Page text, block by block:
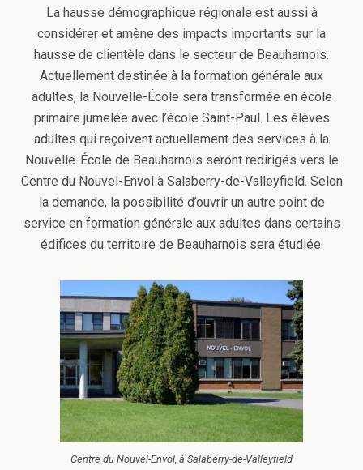
La hausse démographique régionale est aussi à
considérer et amène des impacts importants sur la
hausse de clientèle dans le secteur de Beauharnois.
Actuellement destinée à la formation générale aux
adultes, la Nouvelle-École sera transformée en école
primaire jumelée avec l’école Saint-Paul. Les élèves
adultes qui reçoivent actuellement des services à la
Nouvelle-École de Beauharnois seront redirigés vers le
Centre du Nouvel-Envol à Salaberry-de-Valleyfield. Selon
la demande, la possibilité d’ouvrir un autre point de
service en formation générale aux adultes dans certains
édifices du territoire de Beauharnois sera étudiée.
Centre du Nouvel-Envol, à Salaberry-de-Valleyfield